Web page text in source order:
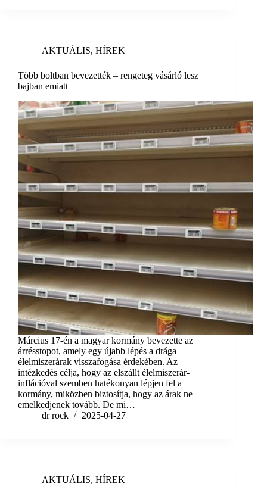
AKTUÁLIS, HÍREK
Több boltban bevezették – rengeteg vásárló lesz
bajban emiatt
Március 17-én a magyar kormány bevezette az
árrésstopot, amely egy újabb lépés a drága
élelmiszerárak visszafogása érdekében. Az
intézkedés célja, hogy az elszállt élelmiszerár-
inflációval szemben hatékonyan lépjen fel a
kormány, miközben biztosítja, hogy az árak ne
emelkedjenek tovább. De mi…
dr rock
2025-04-27
AKTUÁLIS, HÍREK